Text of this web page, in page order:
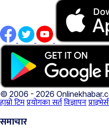
© 2006 - 2026
हाम्रो टिमप्रयोगका सर्तविज्ञापन
समाचार